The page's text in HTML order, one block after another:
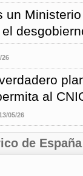
un
26
al
05/26
de España